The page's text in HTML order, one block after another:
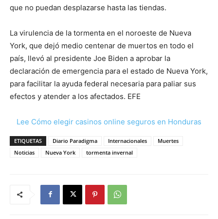
que no puedan desplazarse hasta las tiendas.
La virulencia de la tormenta en el noroeste de Nueva
York, que dejó medio centenar de muertos en todo el
país, llevó al presidente Joe Biden a aprobar la
declaración de emergencia para el estado de Nueva York,
para facilitar la ayuda federal necesaria para paliar sus
efectos y atender a los afectados. EFE
Lee Cómo elegir casinos online seguros en Honduras
ETIQUETAS Diario Paradigma Internacionales
Muertes
Noticias
Nueva York tormenta invernal